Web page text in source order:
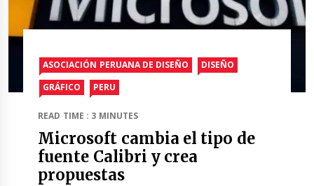
ASOCIACIÓN PERUANA DE DISEÑO
DISEÑO
GRÁFICO
PERU
READ TIME : 3 MINUTES
Microsoft cambia el tipo de
fuente Calibri y crea
propuestas